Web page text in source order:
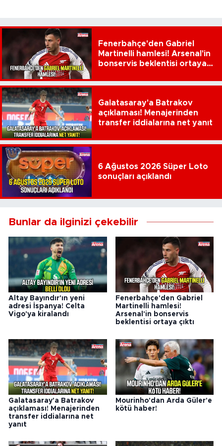
Fenerbahçe'den Gabriel
Martinelli hamlesi! Arsenal'in
bonservis beklentisi ortaya
Galatasaray'a Batrakov
açıklaması! Menajerinden
transfer iddialarına net yanıt
6 Ağustos 2026 Süper Loto
sonuçları açıklandı
Bunlar da ilginizi çekebilir
Altay Bayındır'ın yeni
adresi İspanya! Celta
Vigo'ya kiralandı
Fenerbahçe'den Gabriel
Martinelli hamlesi!
Arsenal'in bonservis
beklentisi ortaya çıktı
Galatasaray'a Batrakov
açıklaması! Menajerinden
transfer iddialarına net
yanıt
Mourinho'dan Arda Güler'e
kötü haber!